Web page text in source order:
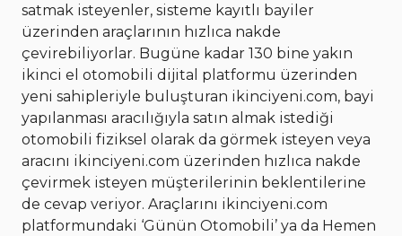
satmak isteyenler, sisteme kayıtlı bayiler
üzerinden araçlarının hızlıca nakde
çevirebiliyorlar. Bugüne kadar 130 bine yakın
ikinci el otomobili dijital platformu üzerinden
yeni sahipleriyle buluşturan ikinciyeni.com, bayi
yapılanması aracılığıyla satın almak istediği
otomobili fiziksel olarak da görmek isteyen veya
aracını ikinciyeni.com üzerinden hızlıca nakde
çevirmek isteyen müşterilerinin beklentilerine
de cevap veriyor. Araçlarını ikinciyeni.com
platformundaki ‘Günün Otomobili’ ya da Hemen